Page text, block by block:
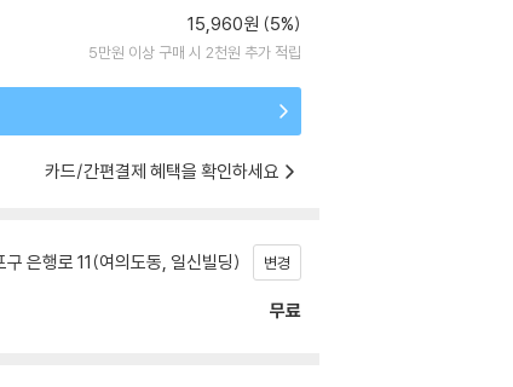
15,960원 (5%)
5만원 이상 구매 시 2천원 추가 적립
카드/간편결제 혜택을 확인하세요
구 은행로 11(여의도동, 일신빌딩) 변경
무료